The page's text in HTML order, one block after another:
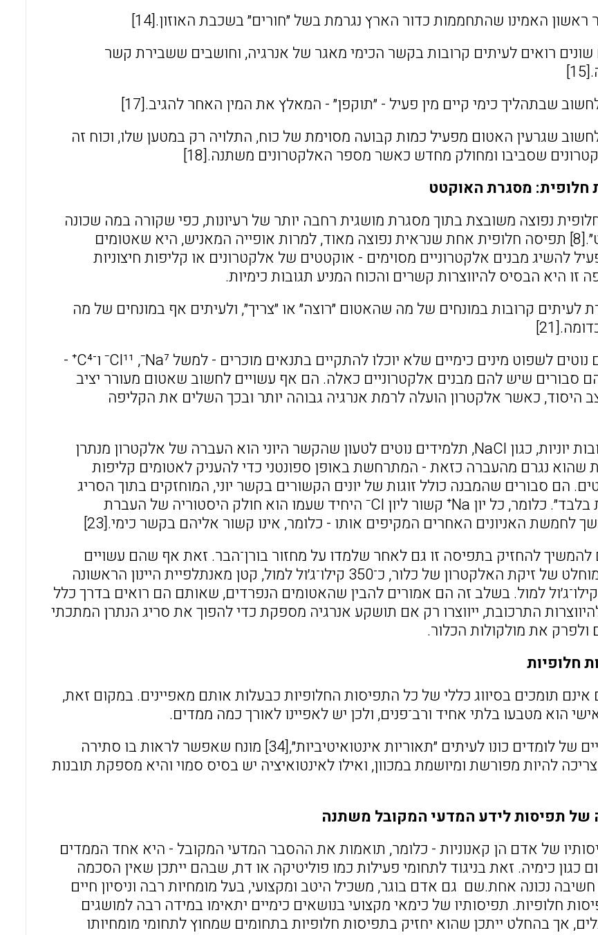
ראשון האמינו שהתחממות כדור הארץ נגרמת בשל ״חורים״ בשכבת האוזון.[14]
שונים רואים לעיתים קרובות בקשר הכימי מאגר של אנרגיה, וחושבים ששבירת קשר
שבתהליך כימי קיים מין פעיל - ״תוקפן״ - המאלץ את המין האחר להגיב.[17]
שגרעין האטום מפעיל כמות קבועה מסוימת של כוח, התלויה רק במטען שלו, וכוח זה
שסביבו ומחולק מחדש כאשר מספר האלקטרונים משתנה.[18]
חלופית: מסגרת האוקטט
נפוצה משובצת בתוך מסגרת מושגית רחבה יותר של רעיונות, כפי שקורה במה שכונה
״מסגרת האוקטט״.[8] תפיסה חלופית אחת שנראית נפוצה מאוד, למרות אופייה המאניש, היא שאטומים
להשיג מבנים אלקטרוניים מסוימים - אוקטטים של אלקטרונים או קליפות חיצוניות
זו היא הבסיס להיווצרות קשרים והכוח המניע תגובות כימיות.
לעיתים קרובות במונחים של מה שהאטום ״רוצה״ או ״צריך״, ולעיתים אף במונחים של מה
הוכח כי תלמידים נוטים לשפוט מינים כימיים שלא יוכלו להתקיים בתנאים מוכרים - למשל Na⁷⁻,‏ Cl¹¹⁻ ו־C⁴⁺ -
סבורים שיש להם מבנים אלקטרוניים כאלה. הם אף עשויים לחשוב שאטום מעורר יציב
היסוד, כאשר אלקטרון הועלה לרמת אנרגיה גבוהה יותר ובכך השלים את הקליפה
במקרה של תרכובות יוניות, כגון NaCl, תלמידים נוטים לטעון שהקשר היוני הוא העברה של אלקטרון מנתרן
שהוא נגרם מהעברה כזאת - המתרחשת באופן ספונטני כדי להעניק לאטומים קליפות
הם סבורים שהמבנה כולל זוגות של יונים הקשורים בקשר יוני, המוחזקים בתוך הסריג
באמצעות ״כוחות בלבד״. כלומר, כל יון Na⁺ קשור ליון Cl⁻ היחיד שעמו הוא חולק היסטוריה של העברת
לחמשת האניונים האחרים המקיפים אותו - כלומר, אינו קשור אליהם בקשר כימי.[23]
להמשיך להחזיק בתפיסה זו גם לאחר שלמדו על מחזור בורן־הבר. זאת אף שהם עשויים
לדעת שהערך המוחלט של זיקת האלקטרון של כלור, כ־350 קילו־ג׳ול למול, קטן מאנתלפיית היינון הראשונה
של נתרן, כ־500 קילו־ג׳ול למול. בשלב זה הם אמורים להבין שהאטומים הנפרדים, שאותם הם רואים בדרך כלל
התרכובת, ייווצרו רק אם תושקע אנרגיה מספקת כדי להפוך את סריג הנתרן המתכתי
ולפרק את מולקולות הכלור.
חלופיות
אינם תומכים בסיווג כללי של כל התפיסות החלופיות כבעלות אותם מאפיינים. במקום זאת,
הוא מטבעו בלתי אחיד ורב־פנים, ולכן יש לאפיינו לאורך כמה ממדים.
הרעיונות החלופיים של לומדים כונו לעיתים ״תאוריות אינטואיטיביות״,[34] מונח שאפשר לראות בו סתירה
להיות מפורשת ומיושמת במכוון, ואילו לאינטואיציה יש בסיס סמוי והיא מספקת תובנות
תפיסות לידע המדעי המקובל משתנה
של אדם הן קאנוניות - כלומר, תואמות את ההסבר המדעי המקובל - היא אחד הממדים
כגון כימיה. זאת בניגוד לתחומי פעילות כמו פוליטיקה או דת, שבהם ייתכן שאין הסכמה
נכונה אחת.שם גם אדם בוגר, משכיל היטב ומקצועי, בעל מומחיות רבה וניסיון חיים
חלופיות. תפיסותיו של כימאי מקצועי בנושאים כימיים יתאימו במידה רבה למושגים
אך בהחלט ייתכן שהוא יחזיק בתפיסות חלופיות בתחומים שמחוץ לתחומי מומחיותו